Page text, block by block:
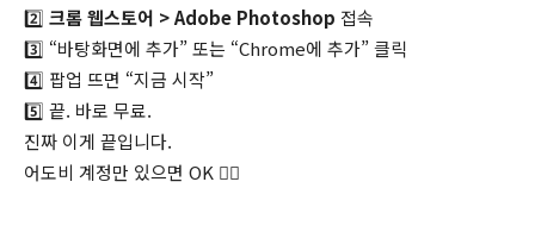
2️⃣ 크롬 웹스토어 > Adobe Photoshop 접속
3️⃣ “바탕화면에 추가” 또는 “Chrome에 추가” 클릭
4️⃣ 팝업 뜨면 “지금 시작”
5️⃣ 끝. 바로 무료.
진짜 이게 끝입니다.
어도비 계정만 있으면 OK 🙆‍♂️